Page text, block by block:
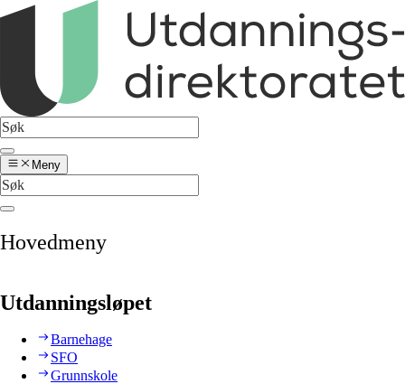
Meny
Hovedmeny
Utdanningsløpet
Barnehage
SFO
Grunnskole